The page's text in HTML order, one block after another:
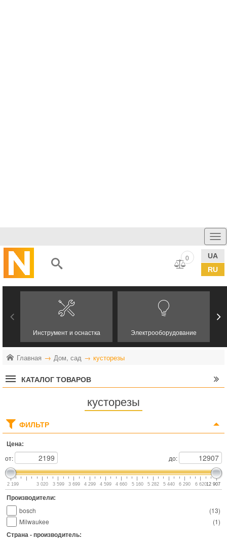
UA
RU
0
Инструмент и оснастка Электрооборудование
Главная Дом, сад кусторезы
КАТАЛОГ ТОВАРОВ
кусторезы
ФИЛЬТР
Цена:
от: до:
2 199 3 020 3 599 3 699 4 299 4 599 4 660 5 160 5 282 5 440 6 290 6 62012 907
Производители:
(13)
bosch
(1)
Milwaukee
Страна - производитель: